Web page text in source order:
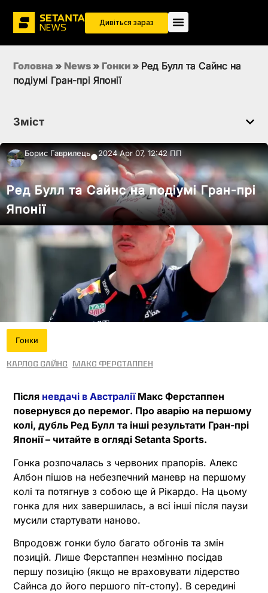
Дивіться зараз
Головна » News » Гонки » Ред Булл та Сайнс на
подіумі Гран-прі Японії
Зміст
Борис Гаврилець●2024 Apr 07, 12:42 ПП
Ред Булл та Сайнс на подіумі Гран-прі
Японії
Гонки
Карлос Сайнс Макс Ферстаппен
Після невдачі в АвстраліїМакс Ферстаппен
повернувся до перемог. Про аварію на першому
колі, дубль Ред Булл та інші результати Гран-прі
Японії – читайте в огляді Setanta Sports.
Гонка розпочалась з червоних прапорів. Алекс
Албон пішов на небезпечний маневр на першому
колі та потягнув з собою ще й Рікардо. На цьому
гонка для них завершилась, а всі інші після паузи
мусили стартувати наново.
Впродовж гонки було багато обгонів та змін
позицій. Лише Ферстаппен незмінно посідав
першу позицію (якщо не враховувати лідерство
Сайнса до його першого піт-стопу). В середині